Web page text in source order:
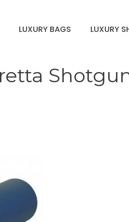
LUXURY BAGS LUXURY